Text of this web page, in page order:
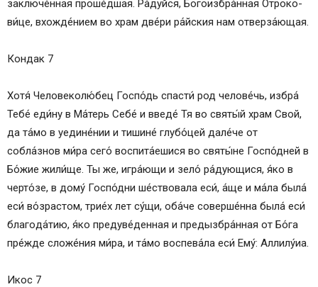
заключе́нная проше́дшая. Ра́­дуй­ся, Бо­го­из­бра́н­ная От­ро­ко­
ви́­це, вхожде́нием во храм две́ри ра́йс­кия нам отверза́ющая.
Кондак 7
Хо­тя́ Человеколю́бец Гос­по́дь спас­ти́ род челове́чь, избра́
Те­бе́ еди́ну в Ма́­терь Се­бе́ и введе́ Тя во свя­ты́й храм Свой,
да та́­мо в уедине́нии и тишине́ глубо́цей да­ле́­че от
собла́знов ми́­ра се­го́ воспита́ешися во святы́не Госпо́дней в
Бо́­жие жи­ли́­ще. Ты же, игра́ющи и зело́ ра́дующися, я́ко в
черто́зе, в до­му́ Госпо́дни ше́ствовала еси́, а́ще и ма́ла была́
еси́ во́зрастом, трие́х лет су́­щи, оба́­че соверше́нна была́ еси́
бла­го­да́­тию, я́ко предуве́денная и предызбра́нная от Бо́­га
пре́ж­де сложе́ния ми́­ра, и та́­мо воспева́ла еси́ Ему́: Алли­лу́иа.
Икос 7